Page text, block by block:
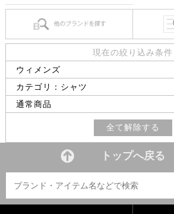
現在の絞り込み条件
ウィメンズ
カテゴリ：シャツ
通常商品
全て解除する
トップへ戻る